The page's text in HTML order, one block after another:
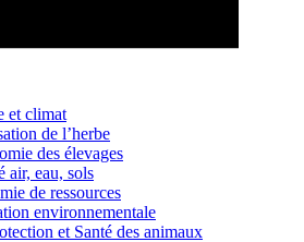
et climat
de l’herbe
des élevages
air, eau, sols
de ressources
environnementale
et Santé des animaux